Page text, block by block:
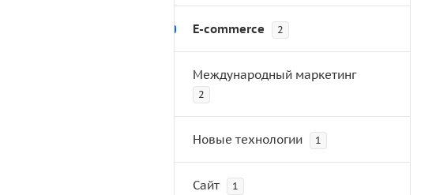
E-commerce 2
Международный маркетинг
2
Новые технологии 1
Сайт 1